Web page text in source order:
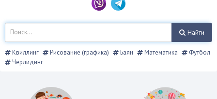
Найти
Квиллинг Рисование (графика) Баян Математика
Футбол
Черлидинг